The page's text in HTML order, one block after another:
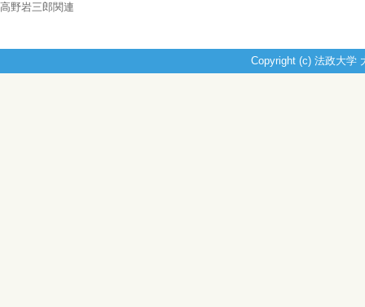
高野岩三郎関連
Copyright (c) 法政大学